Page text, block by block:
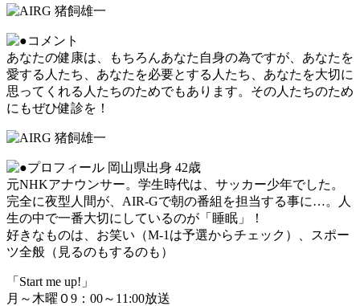
あなたの健康は、もちろんあなた自身の為ですが、あなたを
愛する人たち、あなたを必要とする人たち、あなたを大切に
思ってくれる人たちのためでもあります。その人たちのため
にもぜひ健診を！
岡山県出身 42歳
元NHKアナウンサー。学生時代は、サッカー少年でした。
完全に夜型人間が、AIR-Gで朝の番組を担当する事に…。人
生の中で一番大切にしているのが「睡眠」！
好きなものは、お笑い（M-1は予選からチェック）、スポー
ツ全般（見るのもするのも）
「Start me up!」
月～木曜０9：00～11:00放送